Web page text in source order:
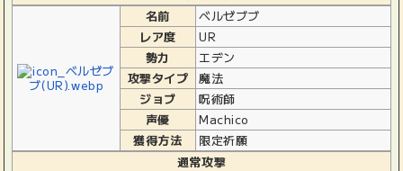
名前
ベルゼブブ
レア度
UR
勢力
エデン
攻撃タイプ
魔法
ジョブ
呪術師
声優
Machico
獲得方法
限定祈願
通常攻撃